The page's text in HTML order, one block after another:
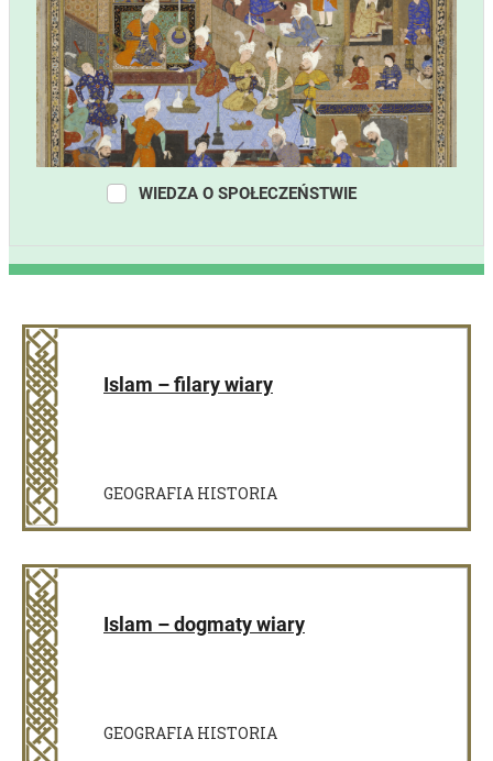
WIEDZA O SPOŁECZEŃSTWIE
Islam – filary wiary
GEOGRAFIA HISTORIA
Islam – dogmaty wiary
GEOGRAFIA HISTORIA